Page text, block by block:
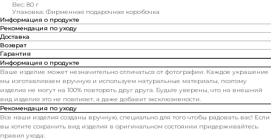
Вес: 80 г
Упаковка: Фирменная подарочная коробочка
Информация о продукте
Рекомендация по уходу
Доставка
Возврат
Гарантия
Информация о продукте
Ваше изделие может незначительно отличаться от фотографии. Каждое украшение
мы изготавливаем вручную и используем натуральные материалы, поэтому
изделия не могут на 100% повторять друг друга. Будьте уверены, что на внешний
вид изделия это не повлияет, а даже добавит эксклюзивности.
Рекомендация по уходу
Все наши изделия созданы вручную, специально для того чтобы радовать вас! Если
вы хотите сохранить вид изделия в оригинальном состоянии придерживайтесь
правил ухода: